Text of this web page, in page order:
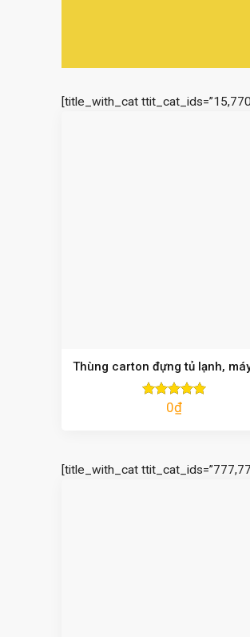
[title_with_cat
Thùng carton đựng tủ lạnh,
Được xếp
0₫
[title_with_cat